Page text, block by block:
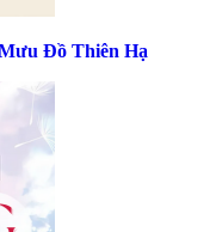
Đồ Thiên Hạ